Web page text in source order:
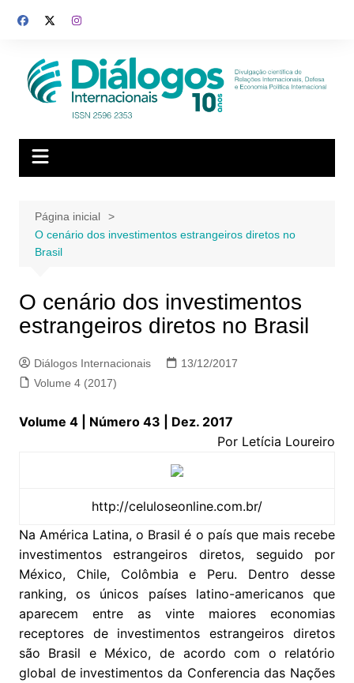
para
conteúdo
Página inicial
O cenário dos investimentos estrangeiros diretos no
Brasil
O cenário dos investimentos
estrangeiros diretos no Brasil
Diálogos Internacionais
13/12/2017
Volume 4 (2017)
Volume 4 | Número 43 | Dez. 2017
Por Letícia Loureiro
http://celuloseonline.com.br/
Na América Latina, o Brasil é o país que mais recebe
investimentos estrangeiros diretos, seguido por
México, Chile, Colômbia e Peru. Dentro desse
ranking, os únicos países latino-americanos que
aparecem entre as vinte maiores economias
receptores de investimentos estrangeiros diretos
são Brasil e México, de acordo com o relatório
global de investimentos da Conferencia das Nações